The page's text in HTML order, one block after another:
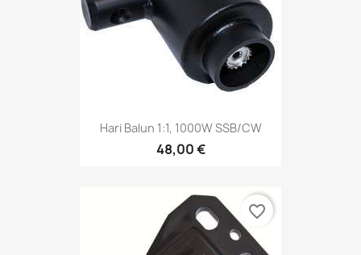
Hari Balun 1:1, 1000W SSB/CW
48,00 €
favorite_border